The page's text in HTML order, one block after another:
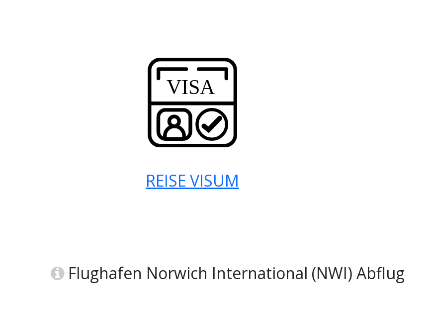
REISE VISUM
Flughafen Norwich International (NWI) Abflug